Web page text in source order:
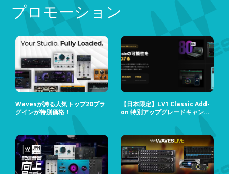
プロモーション
Wavesが誇る人気トップ20プラ
グインが特別価格！
【日本限定】LV1 Classic Add-
on 特別アップグレードキャンペ